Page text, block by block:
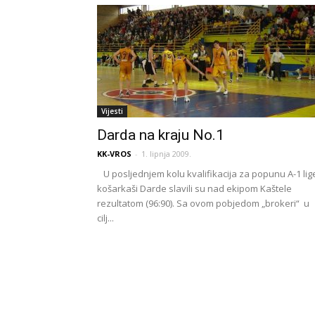
Vijesti
Darda na kraju No.1
KK-VROS - 1. lipnja 2009.
U posljednjem kolu kvalifikacija za popunu A-1
košarkaši Darde slavili su nad ekipom Kaštele
rezultatom (96:90). Sa ovom pobjedom „brokeri“ u
cilj...